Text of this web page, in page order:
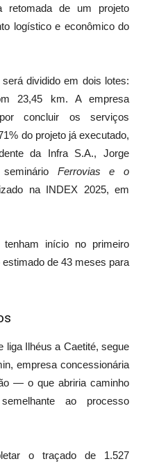
retomada de um projeto
logístico e econômico do
dividido em dois lotes:
23,45 km. A empresa
concluir os serviços
do projeto já executado,
da Infra S.A., Jorge
Ferrovias e o
na INDEX 2025, em
início no primeiro
de 43 meses para
liga Ilhéus a Caetité, segue
empresa concessionária
— o que abriria caminho
ao processo
o traçado de 1.527